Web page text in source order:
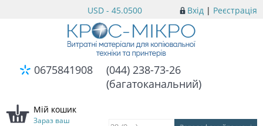
Вхід | Реєстрація
USD - 45.0500
0675841908
(044) 238-73-26
(багатоканальний)
Мій кошик
Зараз ваш